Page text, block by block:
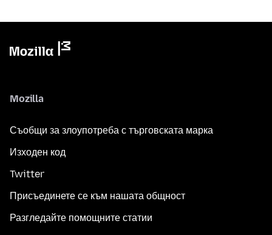
Mozilla
Съобщи за злоупотреба с търговската марка
Изходен код
Twitter
Присъединете се към нашата общност
Разгледайте помощните статии